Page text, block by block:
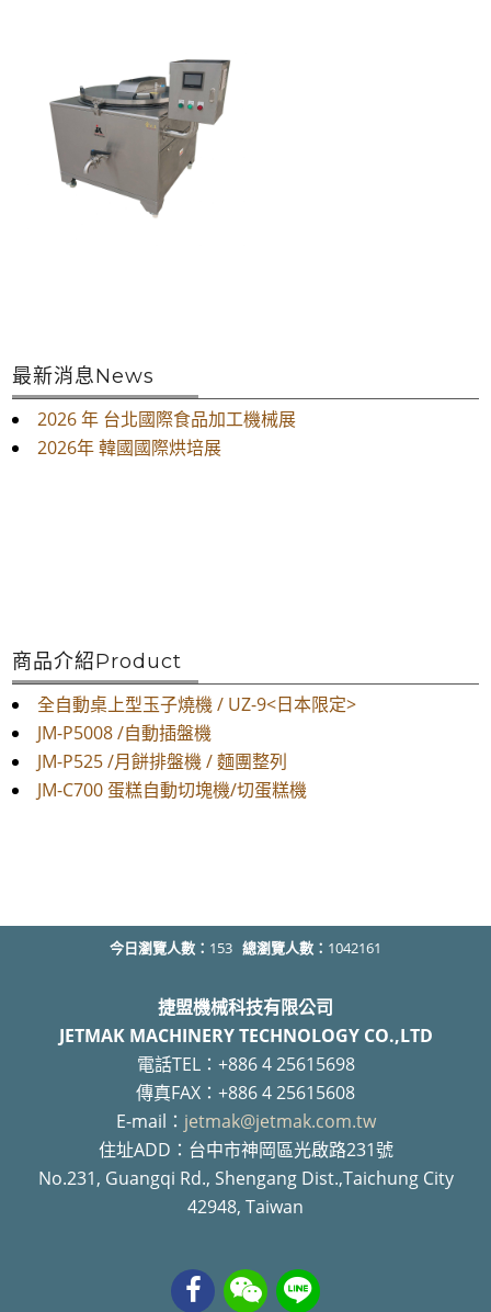
最新消息News
2026 年 台北國際食品加工機械展
2026年 韓國國際烘培展
商品介紹Product
全自動桌上型玉子燒機 / UZ-9<日本限定>
JM-P5008 /自動插盤機
JM-P525 /月餅排盤機 / 麵團整列
JM-C700 蛋糕自動切塊機/切蛋糕機
今日瀏覽人數： 153 總瀏覽人數： 1042161
捷盟機械科技有限公司
JETMAK MACHINERY TECHNOLOGY CO.,LTD
電話TEL：+886 4 25615698
傳真FAX：+886 4 25615608
E-mail： jetmak@jetmak.com.tw
住址ADD：台中市神岡區光啟路231號
No.231, Guangqi Rd., Shengang Dist.,Taichung City
42948, Taiwan